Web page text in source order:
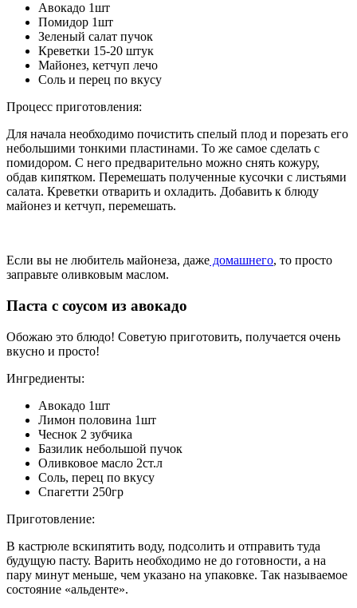
Авокадо 1шт
Помидор 1шт
Зеленый салат пучок
Креветки 15-20 штук
Майонез, кетчуп лечо
Соль и перец по вкусу
Процесс приготовления:
Для начала необходимо почистить спелый плод и порезать его
небольшими тонкими пластинами. То же самое сделать с
помидором. С него предварительно можно снять кожуру,
обдав кипятком. Перемешать полученные кусочки с листьями
салата. Креветки отварить и охладить. Добавить к блюду
майонез и кетчуп, перемешать.
Если вы не любитель майонеза, даже домашнего, то просто
заправьте оливковым маслом.
Паста с соусом из авокадо
Обожаю это блюдо! Советую приготовить, получается очень
вкусно и просто!
Ингредиенты:
Авокадо 1шт
Лимон половина 1шт
Чеснок 2 зубчика
Базилик небольшой пучок
Оливковое масло 2ст.л
Соль, перец по вкусу
Спагетти 250гр
Приготовление:
В кастрюле вскипятить воду, подсолить и отправить туда
будущую пасту. Варить необходимо не до готовности, а на
пару минут меньше, чем указано на упаковке. Так называемое
состояние «альденте».